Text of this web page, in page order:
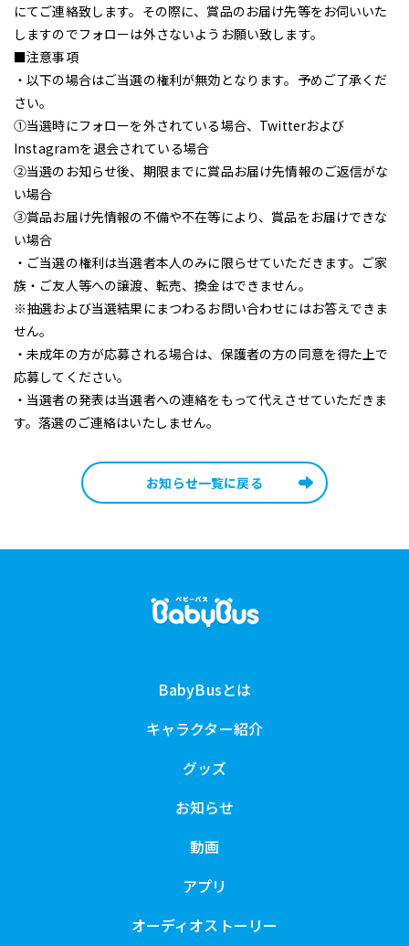
にてご連絡致します。その際に、賞品のお届け先等をお伺いいた
しますのでフォローは外さないようお願い致します。
■注意事項
・以下の場合はご当選の権利が無効となります。予めご了承くだ
さい。
①当選時にフォローを外されている場合、Twitterおよび
Instagramを退会されている場合
②当選のお知らせ後、期限までに賞品お届け先情報のご返信がな
い場合
③賞品お届け先情報の不備や不在等により、賞品をお届けできな
い場合
・ご当選の権利は当選者本人のみに限らせていただきます。ご家
族・ご友人等への譲渡、転売、換金はできません。
※抽選および当選結果にまつわるお問い合わせにはお答えできま
せん。
・未成年の方が応募される場合は、保護者の方の同意を得た上で
応募してください。
・当選者の発表は当選者への連絡をもって代えさせていただきま
す。落選のご連絡はいたしません。
お知らせ一覧に戻る
BabyBusとは
キャラクター紹介
グッズ
お知らせ
動画
アプリ
オーディオストーリー